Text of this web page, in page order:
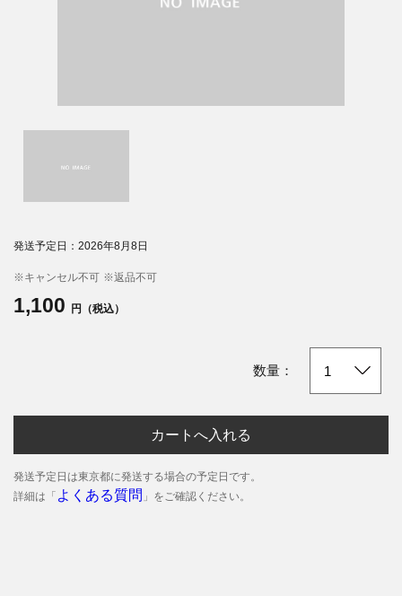
発送予定日：2026年8月8日
※キャンセル不可 ※返品不可
1,100 円（税込）
数量：
カートへ入れる
発送予定日は東京都に発送する場合の予定日です。
詳細は「 よくある質問 」をご確認ください。